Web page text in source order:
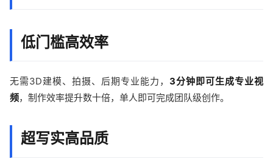
低门槛高效率
无需3D建模、拍摄、后期专业能力， 3分钟即可生成专业视
频，制作效率提升数十倍，单人即可完成团队级创作。
超写实高品质